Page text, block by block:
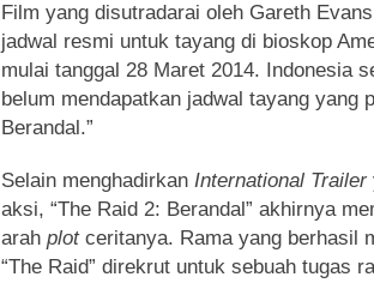
Film yang disutradarai oleh Gareth
jadwal resmi untuk tayang di bioskop
mulai tanggal 28 Maret 2014. Indonesia
belum mendapatkan jadwal tayang yang
Berandal.”
Selain menghadirkan International Trailer
aksi, “The Raid 2: Berandal” akhirnya
arah plotceritanya. Rama yang berhasil
“The Raid” direkrut untuk sebuah tugas